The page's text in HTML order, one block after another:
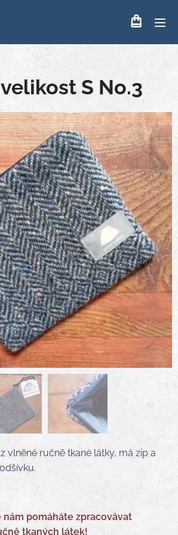
S No.3
vlněné ručně tkané látky, má zip a
nám pomáháte zpracovávat
tkaných látek!